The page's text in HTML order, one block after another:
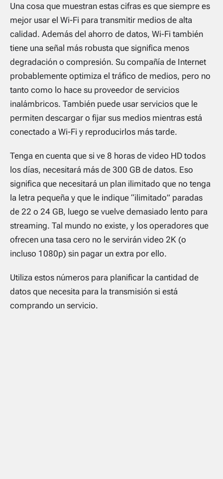
Una cosa que muestran estas cifras es que siempre es
mejor usar el Wi-Fi para transmitir medios de alta
calidad. Además del ahorro de datos, Wi-Fi también
tiene una señal más robusta que significa menos
degradación o compresión. Su compañía de Internet
probablemente optimiza el tráfico de medios, pero no
tanto como lo hace su proveedor de servicios
inalámbricos. También puede usar servicios que le
permiten descargar o fijar sus medios mientras está
conectado a Wi-Fi y reproducirlos más tarde.
Tenga en cuenta que si ve 8 horas de video HD todos
los días, necesitará más de 300 GB de datos. Eso
significa que necesitará un plan ilimitado que no tenga
la letra pequeña y que le indique “ilimitado” paradas
de 22 o 24 GB, luego se vuelve demasiado lento para
streaming. Tal mundo no existe, y los operadores que
ofrecen una tasa cero no le servirán video 2K (o
incluso 1080p) sin pagar un extra por ello.
Utiliza estos números para planificar la cantidad de
datos que necesita para la transmisión si está
comprando un servicio.